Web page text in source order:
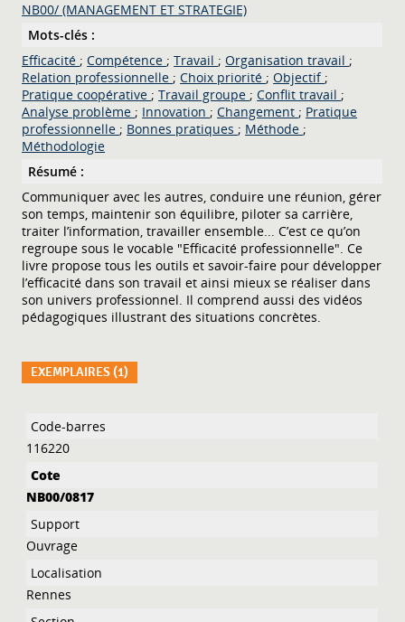
NB00/ (MANAGEMENT ET STRATEGIE)
Mots-clés :
Efficacité ; Compétence ; Travail ; Organisation travail ;
Relation professionnelle ; Choix priorité ; Objectif ;
Pratique coopérative ; Travail groupe ; Conflit travail ;
Analyse problème ; Innovation ; Changement ; Pratique
professionnelle ; Bonnes pratiques ; Méthode ;
Méthodologie
Résumé :
Communiquer avec les autres, conduire une réunion, gérer
son temps, maintenir son équilibre, piloter sa carrière,
traiter l’information, travailler ensemble... C’est ce qu’on
regroupe sous le vocable "Efficacité professionnelle". Ce
livre propose tous les outils et savoir-faire pour développer
l’efficacité dans son travail et ainsi mieux se réaliser dans
son univers professionnel. Il comprend aussi des vidéos
pédagogiques illustrant des situations concrètes.
EXEMPLAIRES (1)
Liste des exemplaires
116220
NB00/0817
Ouvrage
Rennes